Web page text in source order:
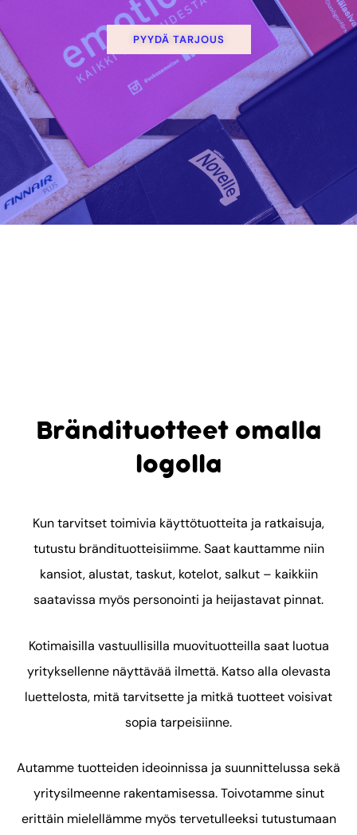
PYYDÄ TARJOUS
Brändituotteet omalla
logolla
Kun tarvitset toimivia käyttötuotteita ja ratkaisuja,
tutustu brändituotteisiimme. Saat kauttamme niin
kansiot, alustat, taskut, kotelot, salkut – kaikkiin
saatavissa myös personointi ja heijastavat pinnat.
Kotimaisilla vastuullisilla muovituotteilla saat luotua
yrityksellenne näyttävää ilmettä. Katso alla olevasta
luettelosta, mitä tarvitsette ja mitkä tuotteet voisivat
sopia tarpeisiinne.
Autamme tuotteiden ideoinnissa ja suunnittelussa sekä
yritysilmeenne rakentamisessa. Toivotamme sinut
erittäin mielellämme myös tervetulleeksi tutustumaan